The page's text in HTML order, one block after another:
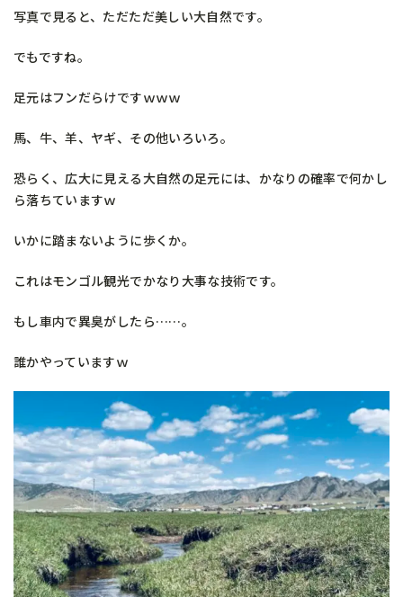
写真で見ると、ただただ美しい大自然です。
でもですね。
足元はフンだらけですｗｗｗ
馬、牛、羊、ヤギ、その他いろいろ。
恐らく、広大に見える大自然の足元には、かなりの確率で何かし
ら落ちていますｗ
いかに踏まないように歩くか。
これはモンゴル観光でかなり大事な技術です。
もし車内で異臭がしたら……。
誰かやっていますｗ